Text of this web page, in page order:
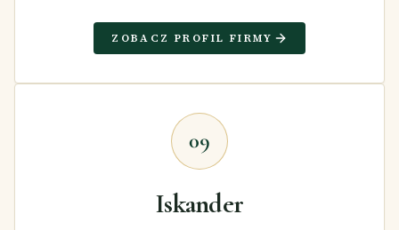
ZOBACZ PROFIL FIRMY
09
Iskander